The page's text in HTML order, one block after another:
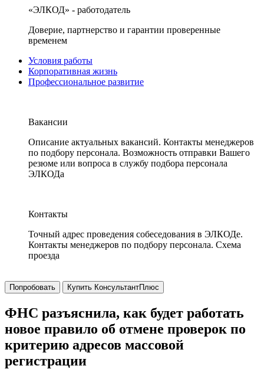
«ЭЛКОД» - работодатель
Доверие, партнерство и гарантии проверенные
временем
Условия работы
Корпоративная жизнь
Профессиональное развитие
Вакансии
Описание актуальных вакансий. Контакты менеджеров
по подбору персонала. Возможность отправки Вашего
резюме или вопроса в службу подбора персонала
ЭЛКОДа
Контакты
Точный адрес проведения собеседования в ЭЛКОДе.
Контакты менеджеров по подбору персонала. Схема
проезда
Попробовать Купить КонсультантПлюс
ФНС разъяснила, как будет работать
новое правило об отмене проверок по
критерию адресов массовой
регистрации